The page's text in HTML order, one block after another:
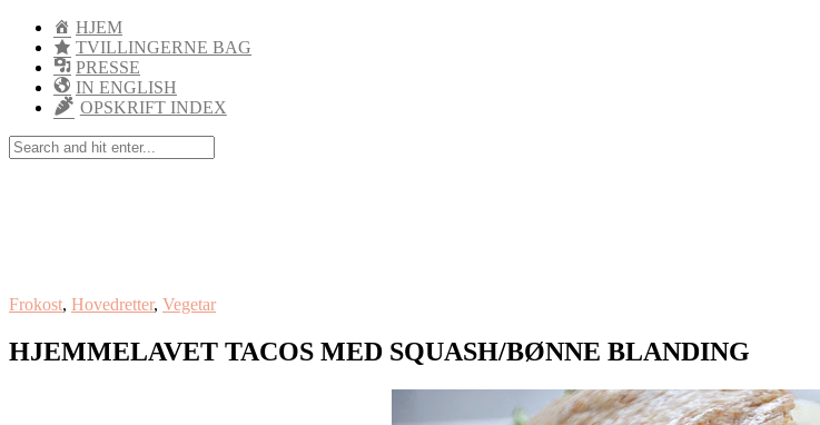
HJEM
TVILLINGERNE BAG
PRESSE
IN ENGLISH
OPSKRIFT INDEX
Frokost, Hovedretter, Vegetar
HJEMMELAVET TACOS MED SQUASH/BØNNE BLANDING